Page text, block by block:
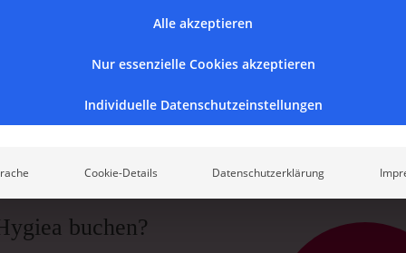
des Wörthersees. Im Dreiländereck zwischen
nur einen Tagesausflug entfernt. Und wer sich gar nicht
findet hier nicht nur fantastisches Wohnen mit Blick auf den
Bahnhof, Ortszentrum, Restaurants und Geschäfte in
buchen?
Alle akzeptieren
Nur essenzielle Cookies akzeptieren
Individuelle Datenschutzeinstellungen
Cookie-Details Datenschutzerklärung